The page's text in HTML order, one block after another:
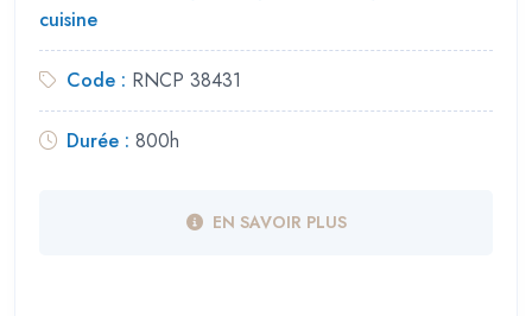
cuisine
Code : RNCP 38431
Durée : 800h
EN SAVOIR PLUS